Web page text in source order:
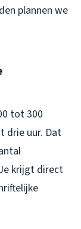
plannen we
tot 300
drie uur. Dat
krijgt direct